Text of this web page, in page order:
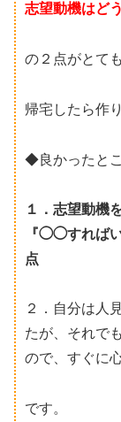
志望動機はど
の２点がとて
帰宅したら作
◆良かったと
１．志望動機
『◯◯すれば
点
２．自分は人
たが、それで
ので、すぐに
です。